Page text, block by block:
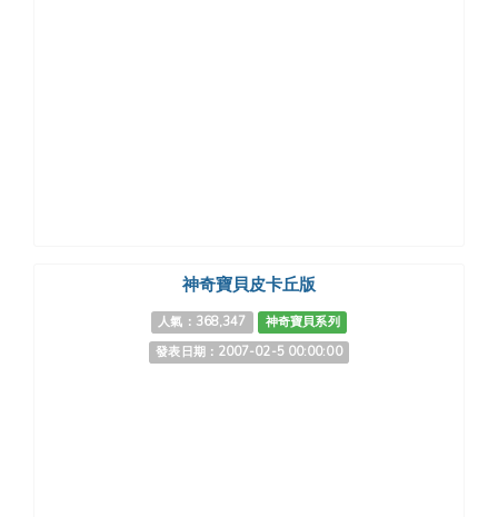
神奇寶貝皮卡丘版
人氣：368,347
神奇寶貝系列
發表日期：2007-02-5 00:00:00